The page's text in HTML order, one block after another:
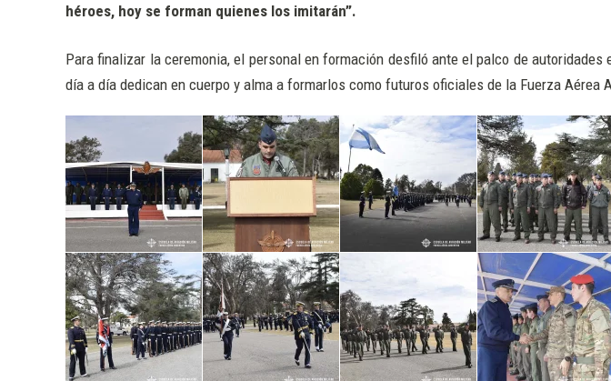
héroes, hoy se forman quienes los imitarán”.
Para finalizar la ceremonia, el personal en formación desfiló ante el palco de
día a día dedican en cuerpo y alma a formarlos como futuros oficiales de la Fuerza Aérea